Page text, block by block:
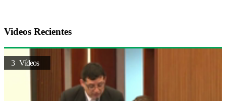
Videos Recientes
3 Vídeos